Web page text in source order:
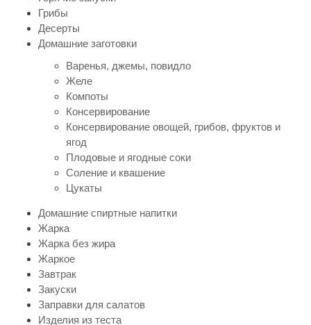
Грибы
Десерты
Домашние заготовки
Варенья, джемы, повидло
Желе
Компоты
Консервирование
Консервирование овощей, грибов, фруктов и
ягод
Плодовые и ягодные соки
Соление и квашение
Цукаты
Домашние спиртные напитки
Жарка
Жарка без жира
Жаркое
Завтрак
Закуски
Заправки для салатов
Изделия из теста